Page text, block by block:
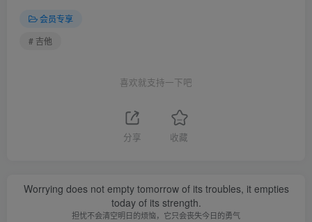
会员专享
# 吉他
喜欢就支持一下吧
分享 收藏
Worrying does not empty tomorrow of its troubles, it empties
today of its strength.
担忧不会清空明日的烦恼，它只会丧失今日的勇气